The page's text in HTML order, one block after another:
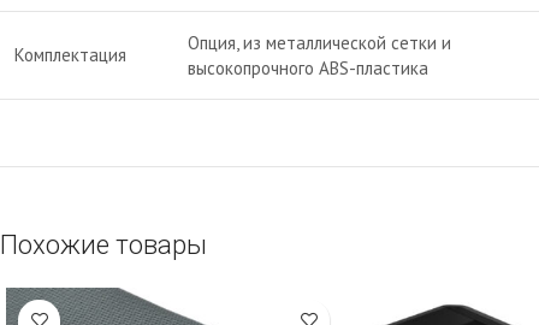
Комплектация
Опция, из металлической сетки и
высокопрочного ABS-пластика
Похожие товары